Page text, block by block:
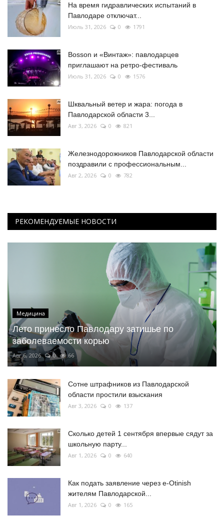
На время гидравлических испытаний в
Павлодаре отключат...
Июль 31, 2026 0 1791
Bosson и «Винтаж»: павлодарцев
приглашают на ретро-фестиваль
Июль 31, 2026 0 1576
Шквальный ветер и жара: погода в
Павлодарской области 3...
Авг 3, 2026 0 821
Железнодорожников Павлодарской области
поздравили с профессиональным...
Авг 2, 2026 0 782
РЕКОМЕНДУЕМЫЕ НОВОСТИ
Медицина
Лето принесло Павлодару затишье по
заболеваемости корью
Авг 6, 2026 0 66
Сотне штрафников из Павлодарской
области простили взыскания
Авг 3, 2026 0 137
Сколько детей 1 сентября впервые сядут за
школьную парту...
Авг 1, 2026 0 640
Как подать заявление через e-Otinish
жителям Павлодарской...
Авг 1, 2026 0 165